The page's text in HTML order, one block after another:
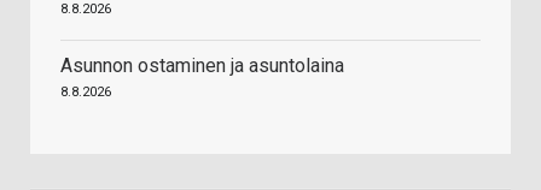
8.8.2026
Asunnon ostaminen ja asuntolaina
8.8.2026